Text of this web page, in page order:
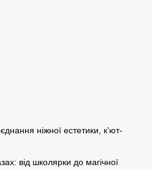
ніжної естетики, к’ют-
від школярки до магічної